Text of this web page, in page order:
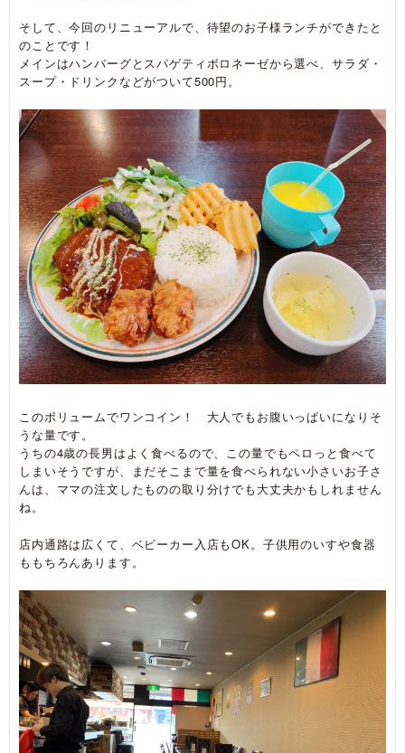
そして、今回のリニューアルで、待望のお子様ランチができたと
のことです！
メインはハンバーグとスパゲティボロネーゼから選べ、サラダ・
スープ・ドリンクなどがついて500円。
このボリュームでワンコイン！ 大人でもお腹いっぱいになりそ
うな量です。
うちの4歳の長男はよく食べるので、この量でもペロっと食べて
しまいそうですが、まだそこまで量を食べられない小さいお子さ
んは、ママの注文したものの取り分けでも大丈夫かもしれません
ね。
店内通路は広くて、ベビーカー入店もOK。子供用のいすや食器
ももちろんあります。